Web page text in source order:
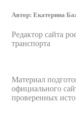
Автор: Екатерина
Редактор сайта
транспорта
Материал
официального
проверенных